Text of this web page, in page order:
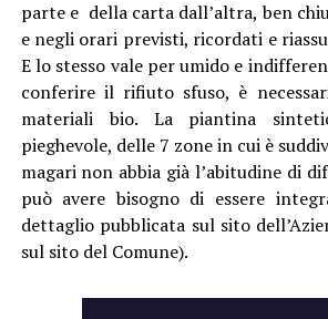
parte e della carta dall’altra, ben
e negli orari previsti, ricordati e
E lo stesso vale per umido e
conferire il rifiuto sfuso, è
materiali bio. La piantina
pieghevole, delle 7 zone in cui è
magari non abbia già l’abitudine di
può avere bisogno di essere
dettaglio pubblicata sul sito
sul sito del Comune).